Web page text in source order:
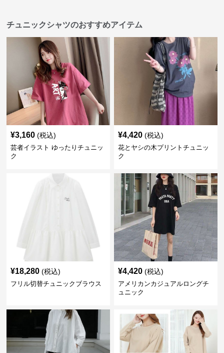
チュニックシャツのおすすめアイテム
¥3,160 (税込)
芸者イラスト ゆったりチュニッ
ク
¥4,420 (税込)
花とヤシの木プリントチュニッ
ク
¥18,280 (税込)
フリル切替チュニックブラウス
¥4,420 (税込)
アメリカンカジュアルロングチ
ュニック